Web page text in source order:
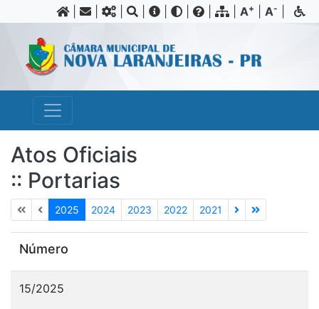
| A+ A-
Atos Oficiais
:: Portarias
2025 2024 2023 2022 2021
Número
15/2025